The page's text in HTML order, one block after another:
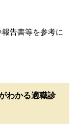
告書等を参考に
わかる適職診